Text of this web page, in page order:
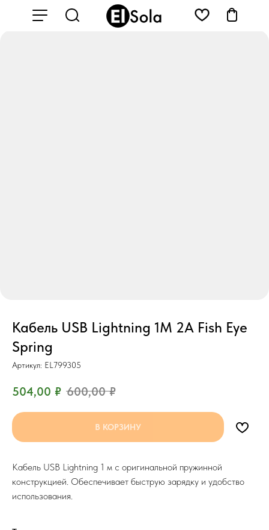
Кабель USB Lightning 1M 2A Fish Eye
Spring
Артикул: EL799305
504,00 ₽ 600,00 ₽
В КОРЗИНУ
Кабель USB Lightning 1 м с оригинальной пружинной
конструкцией. Обеспечивает быструю зарядку и удобство
использования.